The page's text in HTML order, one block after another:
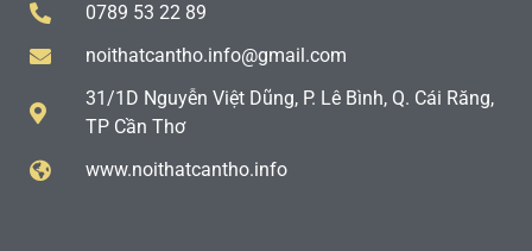
0789 53 22 89
noithatcantho.info@gmail.com
31/1D Nguyễn Việt Dũng, P. Lê Bình, Q. Cái Răng,
TP Cần Thơ
www.noithatcantho.info